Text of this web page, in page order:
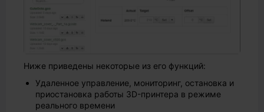
Ниже приведены некоторые из его функций:
Удаленное управление, мониторинг, остановка и
приостановка работы 3D-принтера в режиме
реального времени